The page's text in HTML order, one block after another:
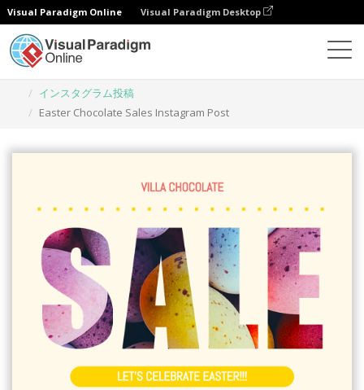
Visual Paradigm Online Visual Paradigm Desktop
インスタグラム投稿
Easter Chocolate Sales Instagram Post